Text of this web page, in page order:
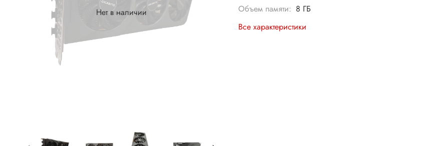
Нет в наличии
Объем памяти: 8 ГБ
Все характеристики